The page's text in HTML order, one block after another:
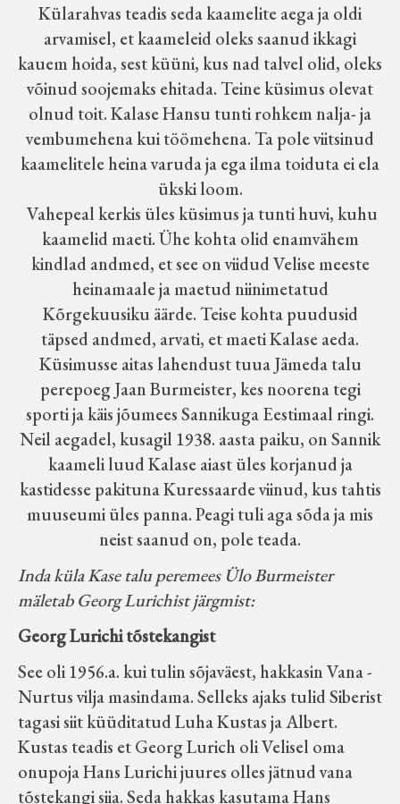
Külarahvas teadis seda kaamelite aega ja oldi
arvamisel, et kaameleid oleks saanud ikkagi
kauem hoida, sest küüni, kus nad talvel olid, oleks
võinud soojemaks ehitada. Teine küsimus olevat
olnud toit. Kalase Hansu tunti rohkem nalja- ja
vembumehena kui töömehena. Ta pole viitsinud
kaamelitele heina varuda ja ega ilma toiduta ei ela
ükski loom.
Vahepeal kerkis üles küsimus ja tunti huvi, kuhu
kaamelid maeti. Ühe kohta olid enamvähem
kindlad andmed, et see on viidud Velise meeste
heinamaale ja maetud niinimetatud
Kõrgekuusiku äärde. Teise kohta puudusid
täpsed andmed, arvati, et maeti Kalase aeda.
Küsimusse aitas lahendust tuua Jämeda talu
perepoeg Jaan Burmeister, kes noorena tegi
sporti ja käis jõumees Sannikuga Eestimaal ringi.
Neil aegadel, kusagil 1938. aasta paiku, on Sannik
kaameli luud Kalase aiast üles korjanud ja
kastidesse pakituna Kuressaarde viinud, kus tahtis
muuseumi üles panna. Peagi tuli aga sõda ja mis
neist saanud on, pole teada.
Inda küla Kase talu peremees Ülo Burmeister
mäletab Georg Lurichist järgmist:
Georg Lurichi tõstekangist
See oli 1956.a. kui tulin sõjaväest, hakkasin Vana -
Nurtus vilja masindama. Selleks ajaks tulid Siberist
tagasi siit küüditatud Luha Kustas ja Albert.
Kustas teadis et Georg Lurich oli Velisel oma
onupoja Hans Lurichi juures olles jätnud vana
tõstekangi siia. Seda hakkas kasutama Hans